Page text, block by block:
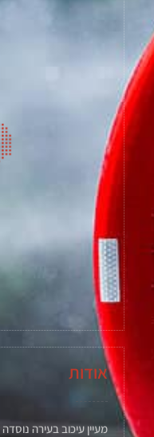
אודות